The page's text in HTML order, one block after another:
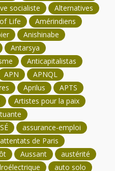
socialiste
Alternatives
Life
Amérindiens
Anishinabe
Antarsya
Anticapitalistas
APN
APNQL
Aprilus
APTS
Artistes pour la paix
assurance-emploi
attentats de Paris
Aussant
austérité
auto solo